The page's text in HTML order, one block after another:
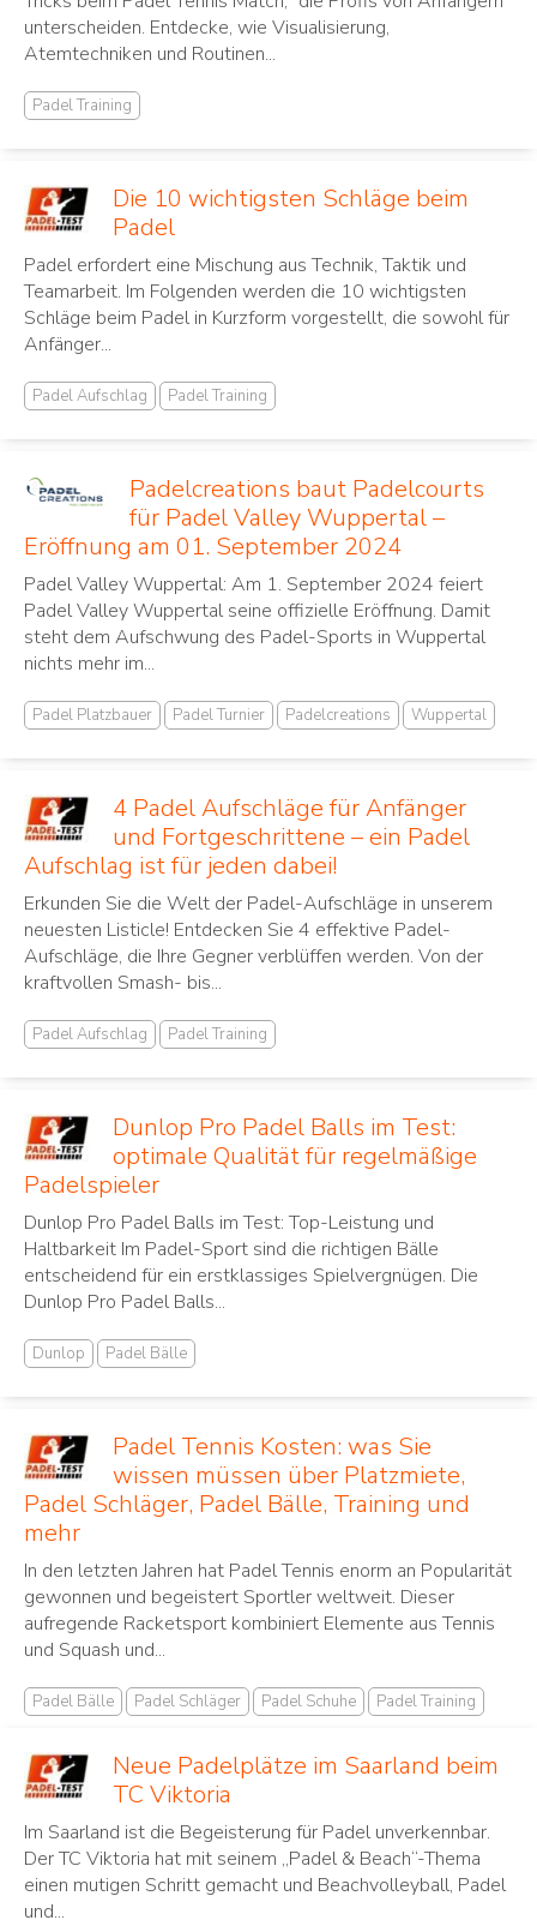
unterscheiden. Entdecke, wie Visualisierung,
Atemtechniken und Routinen...
Padel Training
Die 10 wichtigsten Schläge beim
Padel
Padel erfordert eine Mischung aus Technik, Taktik und
Teamarbeit. Im Folgenden werden die 10 wichtigsten
Schläge beim Padel in Kurzform vorgestellt, die sowohl für
Anfänger...
Padel Aufschlag Padel Training
Padelcreations baut Padelcourts
für Padel Valley Wuppertal –
Eröffnung am 01. September 2024
Padel Valley Wuppertal: Am 1. September 2024 feiert
Padel Valley Wuppertal seine offizielle Eröffnung. Damit
steht dem Aufschwung des Padel-Sports in Wuppertal
nichts mehr im...
Padel Platzbauer Padel Turnier Padelcreations Wuppertal
4 Padel Aufschläge für Anfänger
und Fortgeschrittene – ein Padel
Aufschlag ist für jeden dabei!
Erkunden Sie die Welt der Padel-Aufschläge in unserem
neuesten Listicle! Entdecken Sie 4 effektive Padel-
Aufschläge, die Ihre Gegner verblüffen werden. Von der
kraftvollen Smash- bis...
Padel Aufschlag Padel Training
Dunlop Pro Padel Balls im Test:
optimale Qualität für regelmäßige
Padelspieler
Dunlop Pro Padel Balls im Test: Top-Leistung und
Haltbarkeit Im Padel-Sport sind die richtigen Bälle
entscheidend für ein erstklassiges Spielvergnügen. Die
Dunlop Pro Padel Balls...
Dunlop Padel Bälle
Padel Tennis Kosten: was Sie
wissen müssen über Platzmiete,
Padel Schläger, Padel Bälle, Training und
mehr
In den letzten Jahren hat Padel Tennis ‌enorm an Popularität⁢
gewonnen und begeistert Sportler ⁤weltweit. Dieser⁤
aufregende Racketsport ⁣kombiniert Elemente aus Tennis
und Squash und...
Padel Bälle Padel Schläger Padel Schuhe Padel Training
Neue Padelplätze im Saarland beim
TC Viktoria
Im Saarland ist die Begeisterung für Padel unverkennbar.
Der TC Viktoria hat mit seinem „Padel & Beach“-Thema
einen mutigen Schritt gemacht und Beachvolleyball, Padel
und...